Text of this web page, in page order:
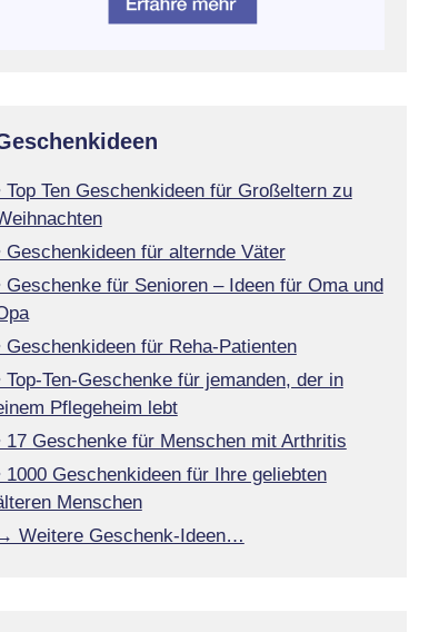
Top Ten Geschenkideen für Großeltern zu
Geschenkideen für alternde Väter
Geschenke für Senioren – Ideen für Oma und
Geschenkideen für Reha-Patienten
Top-Ten-Geschenke für jemanden, der in
Pflegeheim lebt
17 Geschenke für Menschen mit Arthritis
1000 Geschenkideen für Ihre geliebten
Menschen
Weitere Geschenk-Ideen…